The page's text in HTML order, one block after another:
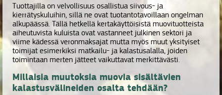
Tuottajilla on velvollisuus osallistua siivous- ja
kierrätyskuluihin, sillä ne ovat tuotantotavoillaan ongelman
alkupäässä. Tällä hetkellä kertakäyttöisistä muovituotteista
aiheutuvista kuluista ovat vastanneet julkinen sektori ja
viime kädessä veronmaksajat mutta myös muut yksityiset
toimijat esimerkiksi matkailu- ja kalastusalalla, joiden
toimintaan merten jätteet vaikuttavat merkittävästi.
Millaisia muutoksia muovia sisältävien
kalastusvälineiden osalta tehdään?